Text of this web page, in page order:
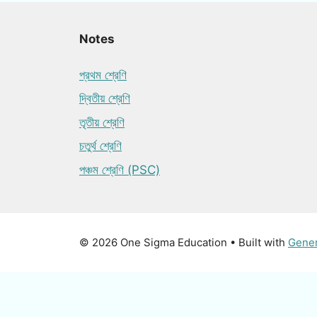
Notes
প্রথম শ্রেণি
দ্বিতীয় শ্রেণি
তৃতীয় শ্রেণি
চতুর্থ শ্রেণি
পঞ্চম শ্রেণি (PSC)
© 2026 One Sigma Education • Built with